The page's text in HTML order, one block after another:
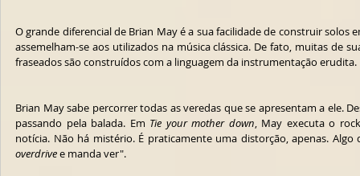
O grande diferencial de Brian May é a sua facilidade de construir solos
assemelham-se aos utilizados na música clássica. De fato, muitas de
fraseados são construídos com a linguagem da instrumentação erudita.
Brian May sabe percorrer todas as veredas que se apresentam a ele.
passando pela balada. Em Tie your mother down, May executa o
overdrive e manda ver".